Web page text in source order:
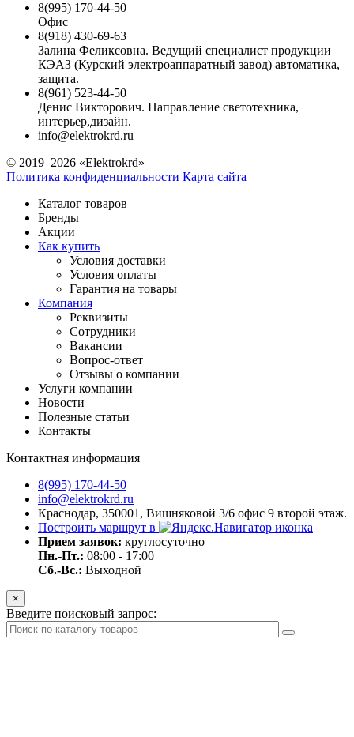
8(995) 170-44-50
Офис
8(918) 430-69-63
Залина Феликсовна. Ведущий специалист продукции
КЭАЗ (Курский электроаппаратный завод) автоматика,
защита.
8(961) 523-44-50
Денис Викторович. Направление светотехника,
интерьер,дизайн.
info@elektrokrd.ru
© 2019–2026 «Elektrokrd»
Политика конфиденциальности Карта сайта
Каталог товаров
Бренды
Акции
Как купить
Условия доставки
Условия оплаты
Гарантия на товары
Компания
Реквизиты
Сотрудники
Вакансии
Вопрос-ответ
Отзывы о компании
Услуги компании
Новости
Полезные статьи
Контакты
Контактная информация
8(995) 170-44-50
info@elektrokrd.ru
Краснодар, 350001, Вишняковой 3/6 офис 9 второй этаж.
Построить маршрут в
Прием заявок: круглосуточно
Пн.-Пт.: 08:00 - 17:00
Сб.-Вс.: Выходной
×
Введите поисковый запрос: